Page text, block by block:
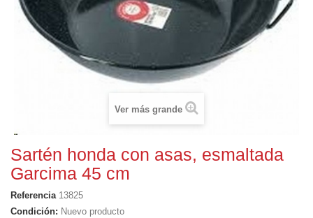
Ver más grande
Sartén honda con asas, esmaltada
Garcima 45 cm
Referencia 13825
Condición: Nuevo producto